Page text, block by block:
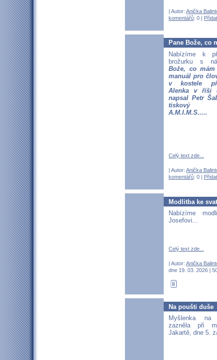
| Autor: Anička
komentářů: 0 |
Pane Bože, co
Nabízíme k
brožurku s
Bože, co
manuál pro
v kostele
Alenka v říši
napsal Petr
tiskový
A.M.I.M.S.....
Celý text zde...
| Autor: Anička
komentářů: 0 |
Modlitba ke
Nabízíme
Josefovi...
Celý text zde...
| Autor: Anička
dne 19. 03. 2026 |
Na poušti duše
Myšlenka
zazněla při
Jakartě, dne 5.